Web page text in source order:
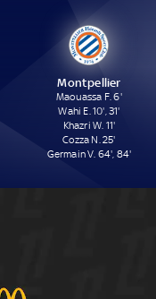
Montpellier
Maouassa F. 6'
Wahi E. 10', 31'
Khazri W. 11'
Cozza N. 25'
Germain V. 64', 84'